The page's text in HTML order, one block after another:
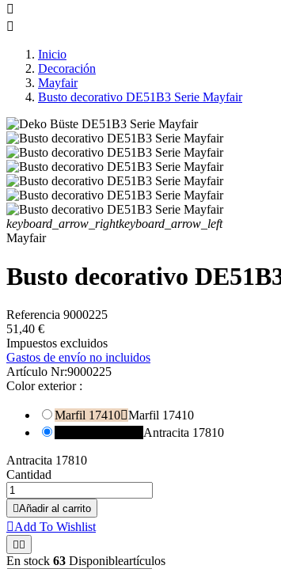


Inicio
Decoración
Mayfair
Busto decorativo DE51B3 Serie Mayfair
keyboard_arrow_rightkeyboard_arrow_left
Mayfair
Busto decorativo
Referencia 9000225
51,40 €
Impuestos excluidos
Gastos de envío no incluidos
Artículo Nr:9000225
Color exterior :
Marfil 17410Marfil 17410
Antracita 17810
Antracita 17810
Cantidad
Añadir al carrito
Add To Wishlist
 
En stock 63 Disponibleartículos